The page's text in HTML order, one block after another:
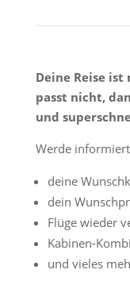
Deine Reise
passt nicht,
und
Werde
deine
dein
Flüge wieder
Kabinen-
und vieles